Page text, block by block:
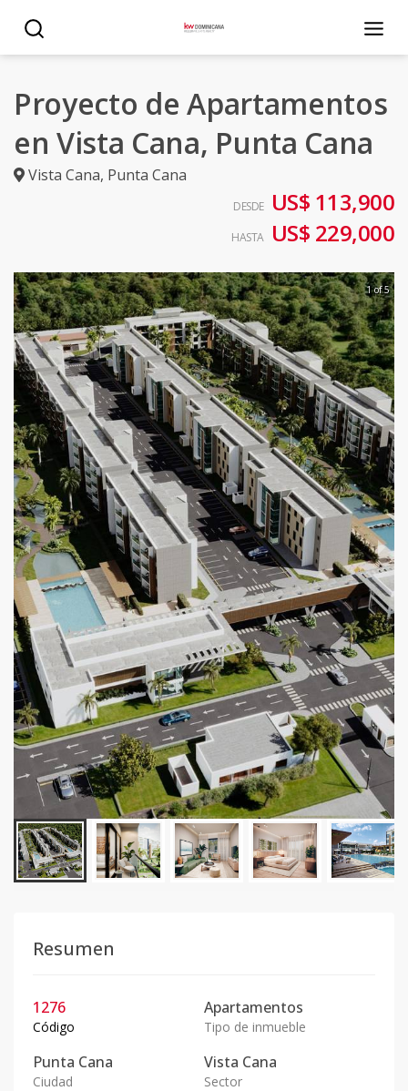
Proyecto de Apartamentos
en Vista Cana, Punta Cana
Vista Cana, Punta Cana
DESDE US$ 113,900
HASTA US$ 229,000
1 of 5
Resumen
1276
Código
Apartamentos
Tipo de inmueble
Punta Cana
Ciudad
Vista Cana
Sector